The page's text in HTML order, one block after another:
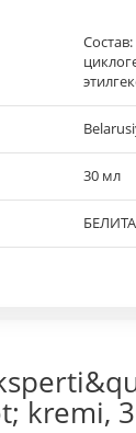
30 мл
БЕЛИТА
kremi,